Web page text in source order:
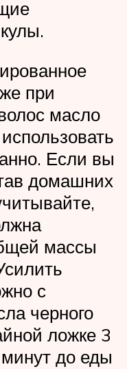
при
масло
Если вы
домашних
массы
с
черного
ложке 3
до еды